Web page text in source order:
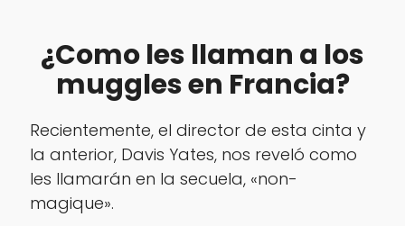
¿Como les llaman a los
muggles en Francia?
Recientemente, el director de esta cinta y
la anterior, Davis Yates, nos reveló como
les llamarán en la secuela, «non-
magique».